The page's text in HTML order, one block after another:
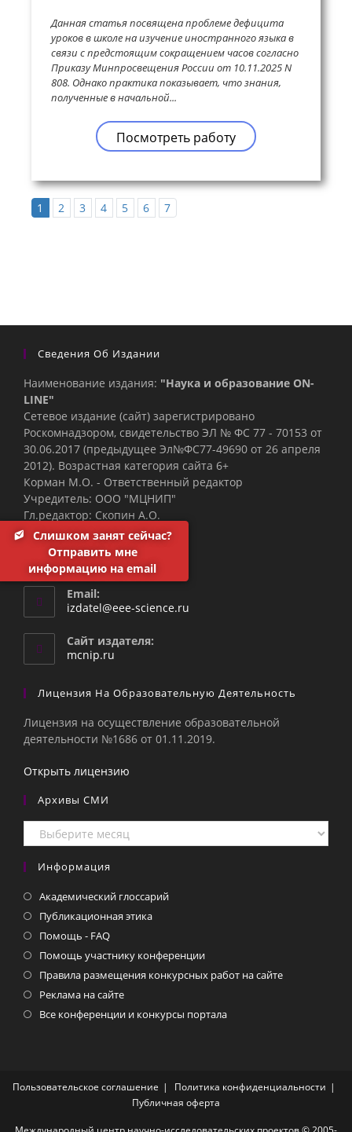
Данная статья посвящена проблеме дефицита
уроков в школе на изучение иностранного языка в
связи с предстоящим сокращением часов согласно
Приказу Минпросвещения России от 10.11.2025 N
808. Однако практика показывает, что знания,
полученные в начальной...
Посмотреть работу
1 2 3 4 5 6 7
Слишком занят сейчас?
Отправить мне
информацию на email
Сведения Об Издании
Наименование издания: "Наука и образование ON-
LINE"
Сетевое издание (сайт) зарегистрировано
Роскомнадзором, свидетельство ЭЛ № ФС 77 - 70153 от
30.06.2017 (предыдущее Эл№ФC77-49690 от 26 апреля
2012). Возрастная категория сайта 6+
Корман М.О. - Ответственный редактор
Учредитель: ООО "МЦНИП"
Гл.редактор: Скопин А.О.
Единый Call-центр:
+7(912)728-17-80
Email:
izdatel@eee-science.ru
Сайт издателя:
mcnip.ru
Лицензия На Образовательную Деятельность
Лицензия на осуществление образовательной
деятельности №1686 от 01.11.2019.
Открыть лицензию
Архивы СМИ
Архивы
СМИ
Информация
Академический глоссарий
Публикационная этика
Помощь - FAQ
Помощь участнику конференции
Правила размещения конкурсных работ на сайте
Реклама на сайте
Все конференции и конкурсы портала
Пользовательское соглашение
Политика конфиденциальности
Публичная оферта